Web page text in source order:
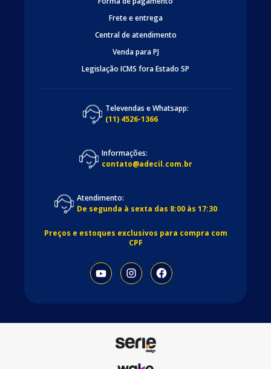
Frete e entrega
Central de atendimento
Venda para PJ
Legislação ICMS fora Estado SP
Televendas e Whatsapp:
(11) 4526-1366
Informações:
contato@adecil.com.br
Atendimento:
De segunda à sexta das 8:00 às 17:30
Preços e estoques exclusivos para compra com
CPF